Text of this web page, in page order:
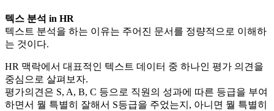
텍스 분석 in HR
텍스트 분석을 하는 이유는 주어진 문서를 정량적으로 이해하
는 것이다.
HR 맥락에서 대표적인 텍스트 데이터 중 하나인 평가 의견을
중심으로 살펴보자.
평가의견은 S, A, B, C 등으로 직원의 성과에 따른 등급을 부여
하면서 뭘 특별히 잘해서 S등급을 주었는지, 아니면 뭘 특별히